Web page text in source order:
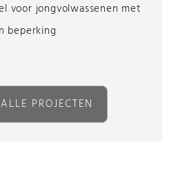
voor jongvolwassenen met
beperking
PROJECTEN